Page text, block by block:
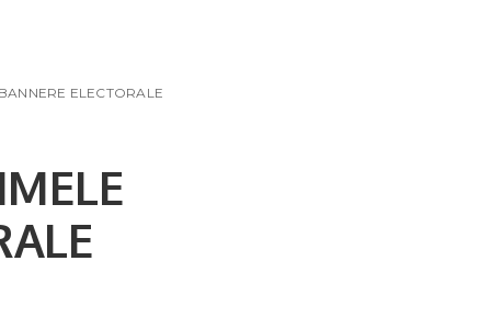
ELECTORALE